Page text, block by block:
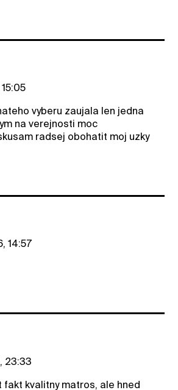
vyberu zaujala len jedna
na verejnosti moc
radsej obohatit moj uzky
14:57
23:33
fakt kvalitny matros, ale hned